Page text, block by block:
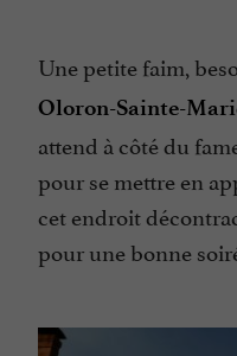
Une petite faim,
Oloron-Sainte-
attend à côté du
pour se mettre en
cet endroit
pour une bonne